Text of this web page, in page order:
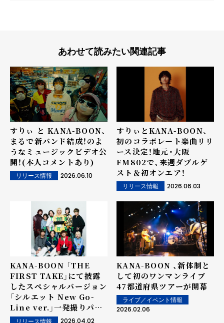
あわせて読みたい関連記事
すりぃ と KANA-BOON、
まるで新バンド結成！のよ
うなミュージックビデオ公
開！(本人コメントあり)
リリース情報 2026.06.10
すりぃとKANA-BOON、
初のコラボレート楽曲リリ
ース決定！地元・大阪
FM802で、来週ダブルゲ
スト＆初オンエア！
リリース情報 2026.06.03
KANA-BOON 「THE
FIRST TAKE」にて披露
したスペシャルバージョン
「シルエット New Go-
Line ver.」一発撮りパフ
ォーマンスの音源配信開
リリース情報 2026.04.02
KANA-BOON 、新体制と
して初のワンマンライブ
47都道府県ツアーが開幕
ライブ／イベント情報
2026.02.06